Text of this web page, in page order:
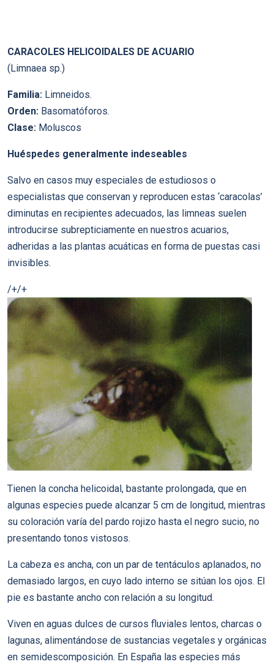
CARACOLES HELICOIDALES DE ACUARIO
(Limnaea sp.)
Familia: Limneidos.
Orden: Basomatóforos.
Clase: Moluscos
Huéspedes generalmente indeseables
Salvo en casos muy especiales de estudiosos o
especialistas que conservan y reproducen estas ‘caracolas’
diminutas en recipientes adecuados, las limneas suelen
introducirse subrepticiamente en nuestros acuarios,
adheridas a las plantas acuáticas en forma de puestas casi
invisibles.
/+/+
Tienen la concha helicoidal, bastante prolongada, que en
algunas especies puede alcanzar 5 cm de longitud, mientras
su coloración varía del pardo rojizo hasta el negro sucio, no
presentando tonos vistosos.
La cabeza es ancha, con un par de tentáculos aplanados, no
demasiado largos, en cuyo lado interno se sitúan los ojos. El
pie es bastante ancho con relación a su longitud.
Viven en aguas dulces de cursos fluviales lentos, charcas o
lagunas, alimentándose de sustancias vegetales y orgánicas
en semidescomposición. En España las especies más